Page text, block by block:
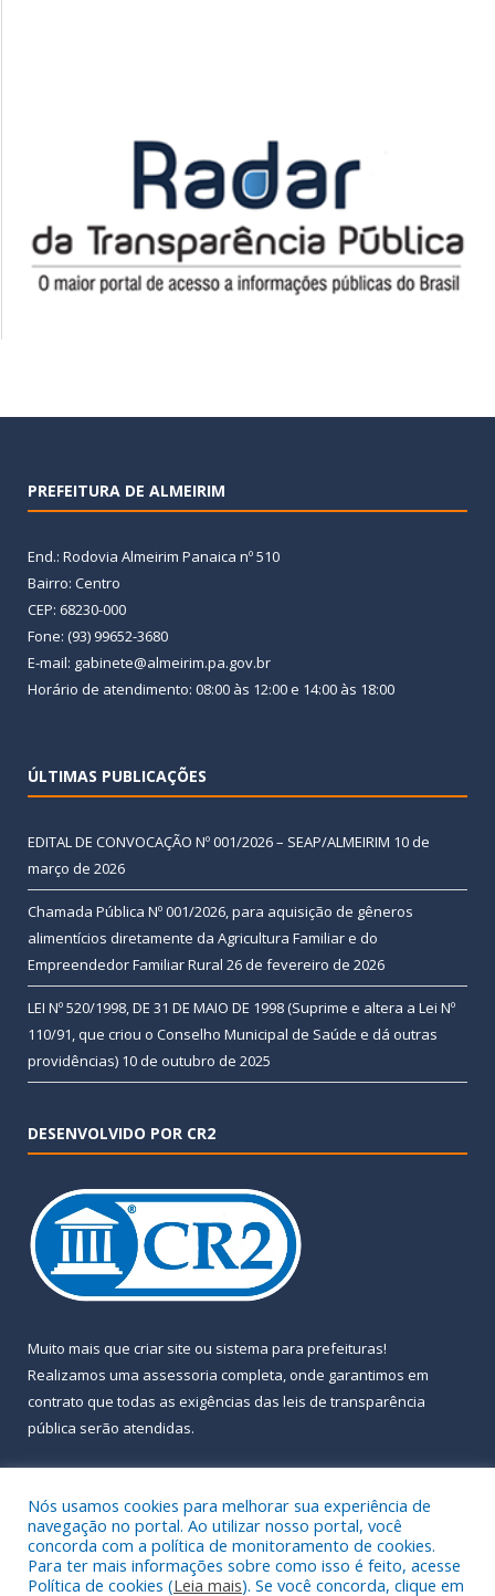
PREFEITURA DE ALMEIRIM
End.: Rodovia Almeirim Panaica nº 510
Bairro: Centro
CEP: 68230-000
Fone: (93) 99652-3680
E-mail: gabinete@almeirim.pa.gov.br
Horário de atendimento: 08:00 às 12:00 e 14:00 às 18:00
ÚLTIMAS PUBLICAÇÕES
EDITAL DE CONVOCAÇÃO Nº 001/2026 – SEAP/ALMEIRIM 10 de
março de 2026
Chamada Pública Nº 001/2026, para aquisição de gêneros
alimentícios diretamente da Agricultura Familiar e do
Empreendedor Familiar Rural 26 de fevereiro de 2026
LEI Nº 520/1998, DE 31 DE MAIO DE 1998 (Suprime e altera a Lei Nº
110/91, que criou o Conselho Municipal de Saúde e dá outras
providências) 10 de outubro de 2025
DESENVOLVIDO POR CR2
Muito mais que criar site ou sistema para prefeituras!
Realizamos uma assessoria completa, onde garantimos em
contrato que todas as exigências das leis de transparência
pública serão atendidas.
Nós usamos cookies para melhorar sua experiência de
navegação no portal. Ao utilizar nosso portal, você
concorda com a política de monitoramento de cookies.
Para ter mais informações sobre como isso é feito, acesse
Política de cookies (Leia mais). Se você concorda, clique em